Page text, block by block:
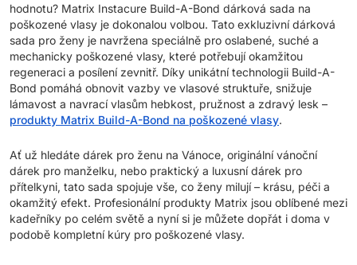
hodnotu? Matrix Instacure Build-A-Bond dárková sada na
poškozené vlasy je dokonalou volbou. Tato exkluzivní dárková
sada pro ženy je navržena speciálně pro oslabené, suché a
mechanicky poškozené vlasy, které potřebují okamžitou
regeneraci a posílení zevnitř. Díky unikátní technologii Build-A-
Bond pomáhá obnovit vazby ve vlasové struktuře, snižuje
lámavost a navrací vlasům hebkost, pružnost a zdravý lesk –
produkty Matrix Build-A-Bond na poškozené vlasy.
Ať už hledáte dárek pro ženu na Vánoce, originální vánoční
dárek pro manželku, nebo praktický a luxusní dárek pro
přítelkyni, tato sada spojuje vše, co ženy milují – krásu, péči a
okamžitý efekt. Profesionální produkty Matrix jsou oblíbené mezi
kadeřníky po celém světě a nyní si je můžete dopřát i doma v
podobě kompletní kúry pro poškozené vlasy.